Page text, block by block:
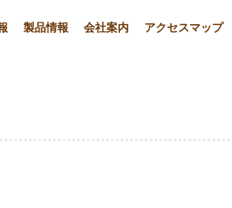
製品情報 会社案内 アクセスマップ